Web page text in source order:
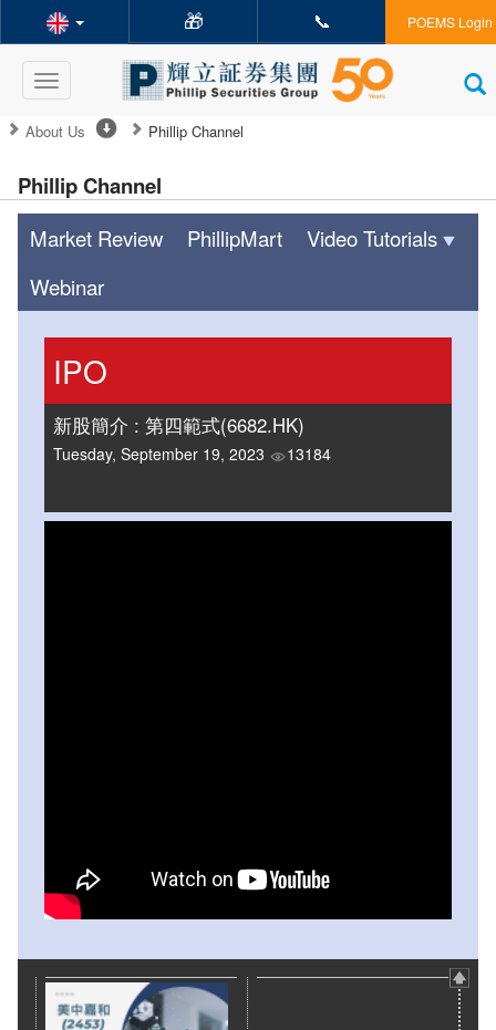
🎁 📞 POEMS Login
Toggle
navigation
About Us Phillip Channel
Phillip Channel
Market Review PhillipMart
Video Tutorials
Webinar
IPO
新股簡介 : 第四範式(6682.HK)
Tuesday, September 19, 2023 13184